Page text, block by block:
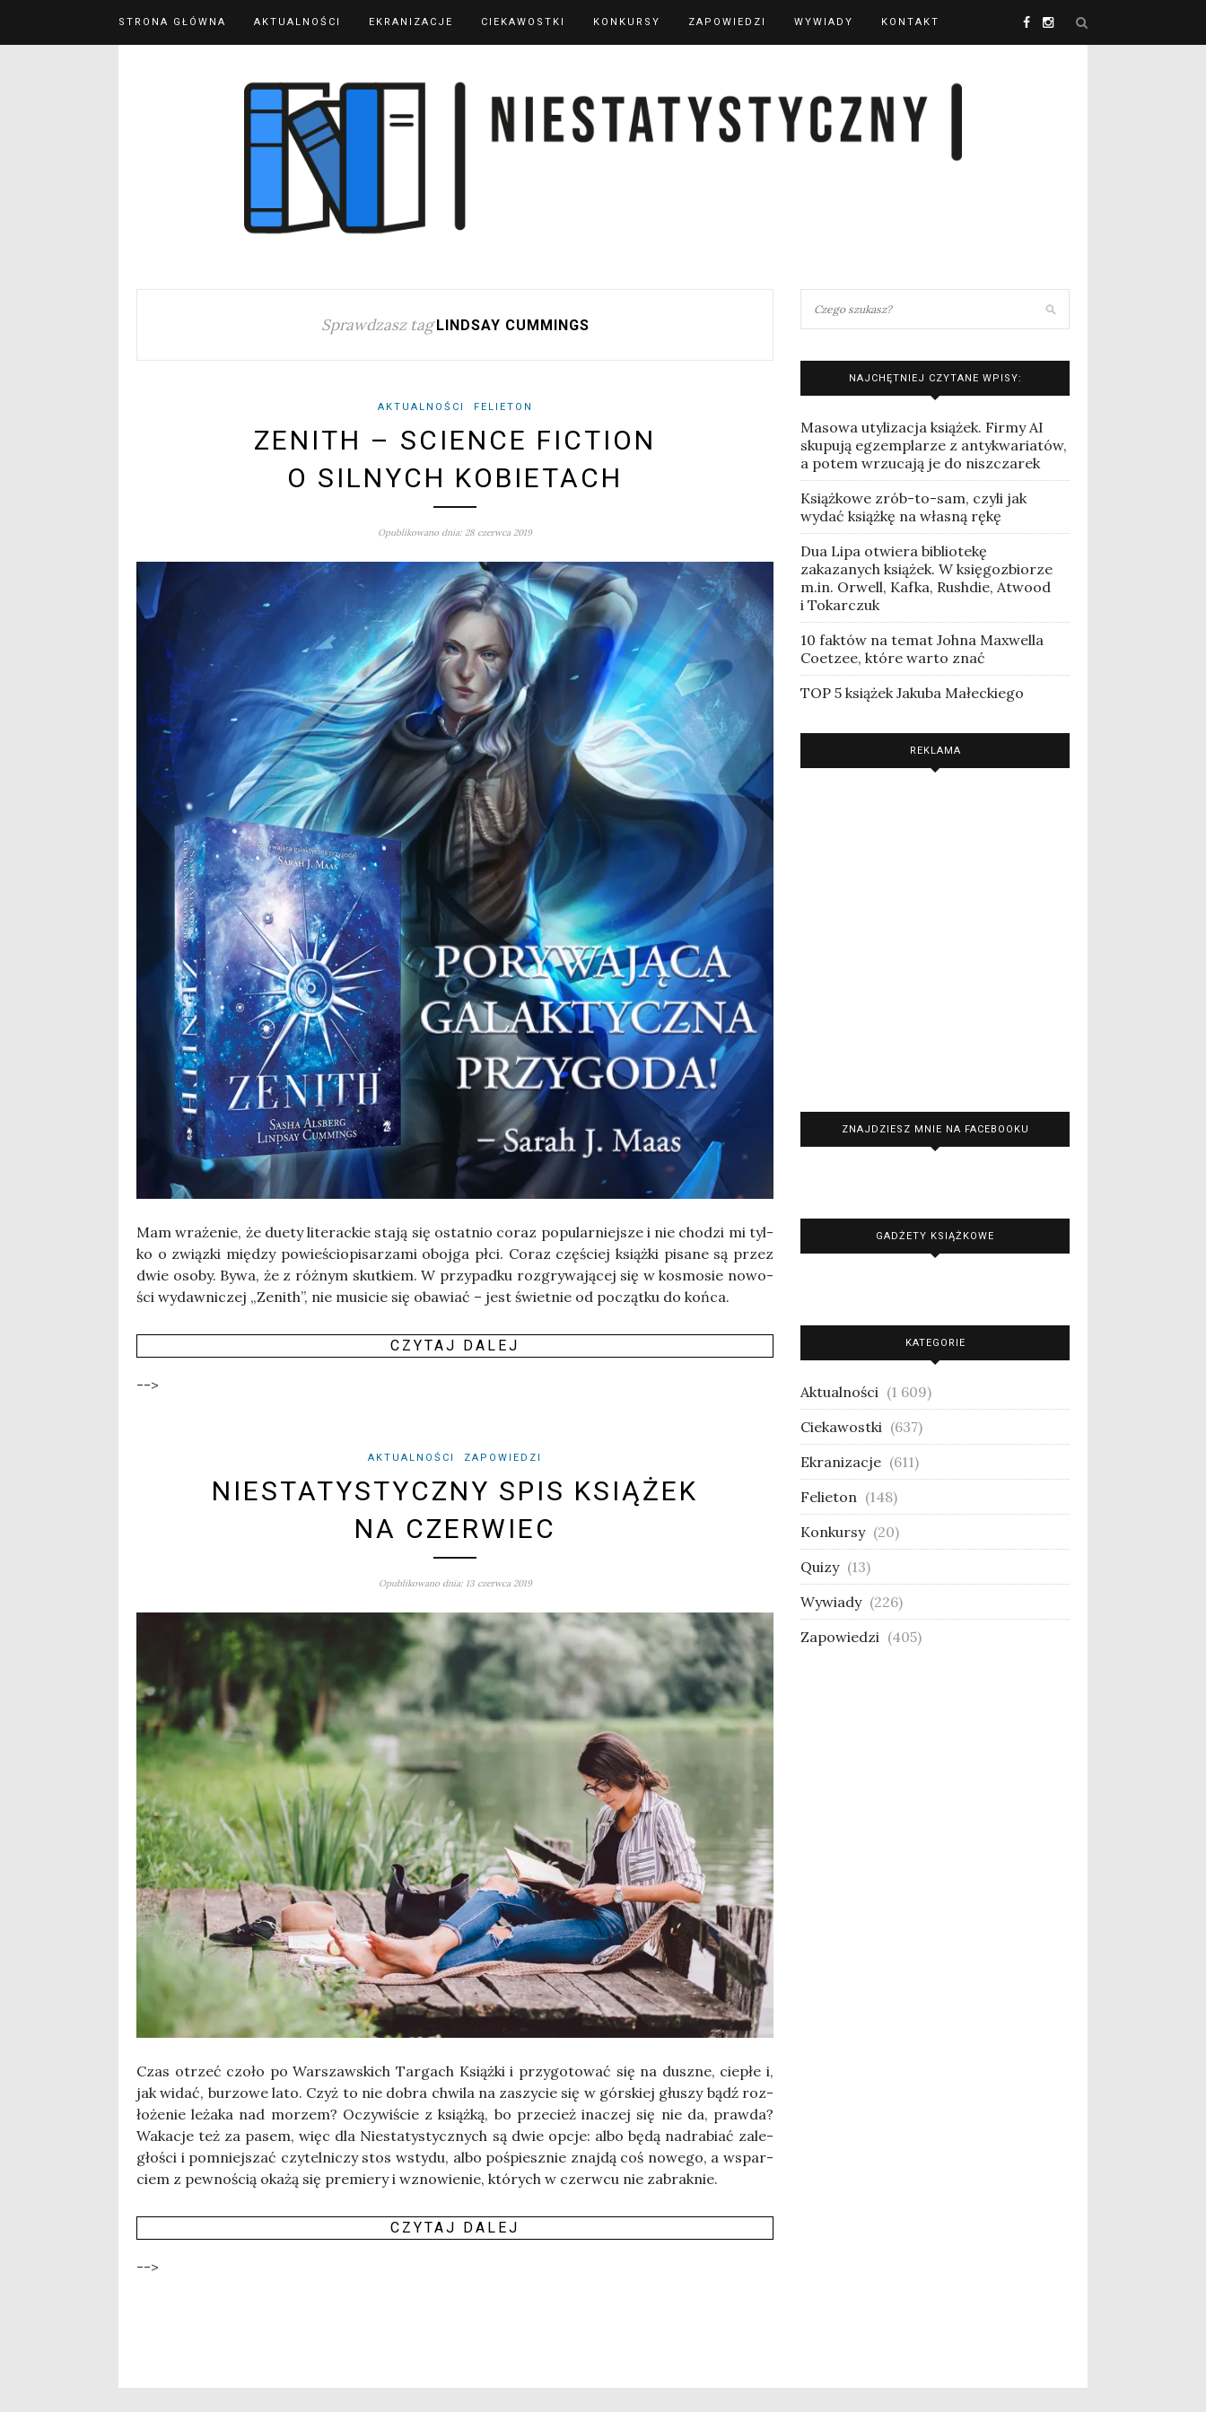
STRONA GŁÓWNA AKTUALNOŚCI EKRANIZACJE CIEKAWOSTKI KONKURSY ZAPOWIEDZI WYWIADY KONTAKT
Sprawdzasz tag LINDSAY CUMMINGS
AKTUALNOŚCI FELIETON
ZENITH – SCIENCE FICTION
O SILNYCH KOBIETACH
Opublikowano dnia: 28 czerwca 2019
Mam wra­że­nie, że duety lite­rac­kie sta­ją się ostat­nio coraz popu­lar­niej­sze i nie cho­dzi mi tyl­
ko o związ­ki mię­dzy powie­ścio­pi­sa­rza­mi oboj­ga płci. Coraz czę­ściej książ­ki pisa­ne są przez
dwie oso­by. Bywa, że z róż­nym skut­kiem. W przy­pad­ku roz­gry­wa­ją­cej się w kosmo­sie nowo­
ści wydaw­ni­czej „Zenith”, nie musi­cie się oba­wiać – jest świet­nie od począt­ku do końca.
CZY­TAJ DALEJ
-->
AKTUALNOŚCI ZAPOWIEDZI
NIESTATYSTYCZNY SPIS KSIĄŻEK
NA CZERWIEC
Opublikowano dnia: 13 czerwca 2019
Czas otrzeć czo­ło po War­szaw­skich Tar­gach Książ­ki i przy­go­to­wać się na dusz­ne, cie­płe i,
jak widać, burzo­we lato. Czyż to nie dobra chwi­la na zaszy­cie się w gór­skiej głu­szy bądź roz­
ło­że­nie leża­ka nad morzem? Oczy­wi­ście z książ­ką, bo prze­cież ina­czej się nie da, praw­da?
Waka­cje też za pasem, więc dla Nie­sta­ty­stycz­nych są dwie opcje: albo będą nad­ra­biać zale­
gło­ści i pomniej­szać czy­tel­ni­czy stos wsty­du, albo pośpiesz­nie znaj­dą coś nowe­go, a wspar­
ciem z pew­no­ścią oka­żą się pre­mie­ry i wzno­wie­nie, któ­rych w czerw­cu nie zabrak­nie.
CZY­TAJ DALEJ
-->
NAJCHĘTNIEJ CZYTANE WPISY:
Masowa utylizacja książek. Firmy AI
skupują egzemplarze z antykwariatów,
a potem wrzucają je do niszczarek
Książkowe zrób-to-sam, czyli jak
wydać książkę na własną rękę
Dua Lipa otwiera bibliotekę
zakazanych książek. W księgozbiorze
m.in. Orwell, Kafka, Rushdie, Atwood
i Tokarczuk
10 faktów na temat Johna Maxwella
Coetzee, które warto znać
TOP 5 książek Jakuba Małeckiego
REKLAMA
ZNAJDZIESZ MNIE NA FACEBOOKU
GADŻETY KSIĄŻKOWE
KATEGORIE
Aktualności (1 609)
Ciekawostki (637)
Ekranizacje (611)
Felieton (148)
Konkursy (20)
Quizy (13)
Wywiady (226)
Zapowiedzi (405)